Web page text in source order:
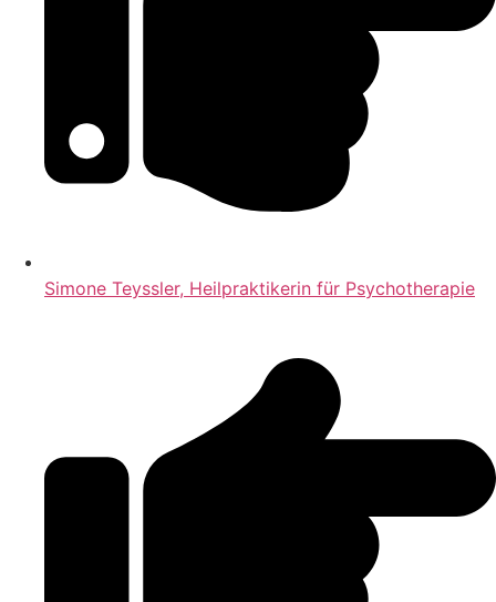
Simone Teyssler, Heilpraktikerin für Psychotherapie